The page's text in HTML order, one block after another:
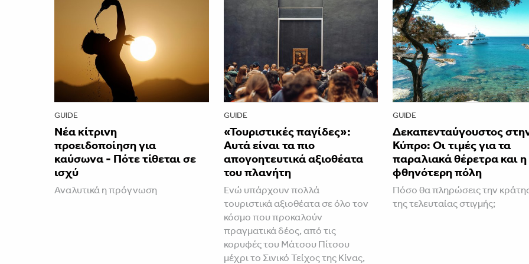
GUIDE
Νέα κίτρινη
προειδοποίηση για
καύσωνα - Πότε τίθεται σε
ισχύ
Αναλυτικά η πρόγνωση
GUIDE
«Τουριστικές παγίδες»:
Αυτά είναι τα πιο
απογοητευτικά αξιοθέατα
του πλανήτη
Ενώ υπάρχουν πολλά
τουριστικά αξιοθέατα σε όλο τον
κόσμο που προκαλούν
πραγματικά δέος, από τις
κορυφές του Μάτσου Πίτσου
μέχρι το Σινικό Τείχος της Κίνας,
GUIDE
Δεκαπενταύγουστος
Κύπρο: Οι τιμές για τα
παραλιακά θέρετρα και η
φθηνότερη πόλη
Πόσο θα πληρώσεις την
της τελευταίας στιγμής;